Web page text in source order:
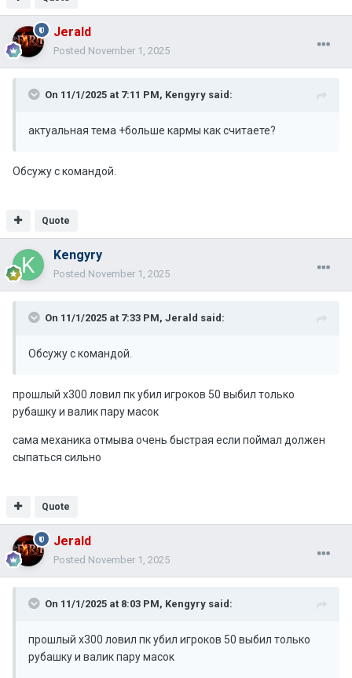
Jerald
Posted November 1, 2025
On 11/1/2025 at 7:11 PM, Kengyry said:
актуальная тема +больше кармы как считаете?
Обсужу с командой.
Quote
Kengyry
Posted November 1, 2025
On 11/1/2025 at 7:33 PM, Jerald said:
Обсужу с командой.
прошлый х300 ловил пк убил игроков 50 выбил только
рубашку и валик пару масок
сама механика отмыва очень быстрая если поймал должен
сыпаться сильно
Quote
Jerald
Posted November 1, 2025
On 11/1/2025 at 8:03 PM, Kengyry said:
прошлый х300 ловил пк убил игроков 50 выбил только
рубашку и валик пару масок